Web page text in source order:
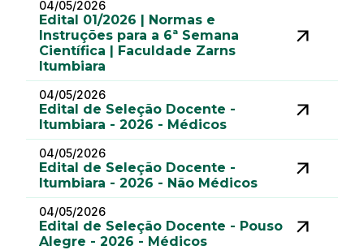
04/05/2026
Edital 01/2026 | Normas e
Instruções para a 6ª Semana
Científica | Faculdade Zarns
Itumbiara
04/05/2026
Edital de Seleção Docente -
Itumbiara - 2026 - Médicos
04/05/2026
Edital de Seleção Docente -
Itumbiara - 2026 - Não Médicos
04/05/2026
Edital de Seleção Docente - Pouso
Alegre - 2026 - Médicos